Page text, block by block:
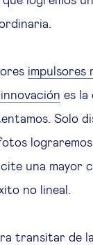
impulsores
es la
Solo
una mayor
no lineal.
transitar de